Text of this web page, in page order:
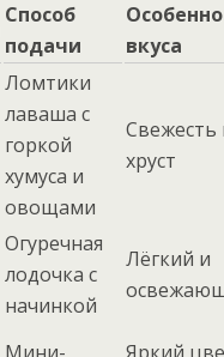
Способ
подачи
вкуса
Ломтики
лаваша с
горкой
хумуса и
овощами
Свежесть
хруст
Огуречная
лодочка с
начинкой
Лёгкий и